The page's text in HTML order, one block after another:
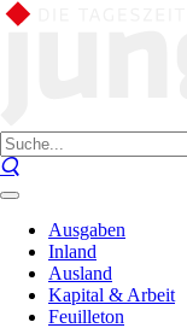
Ausgaben
Inland
Ausland
Kapital & Arbeit
Feuilleton